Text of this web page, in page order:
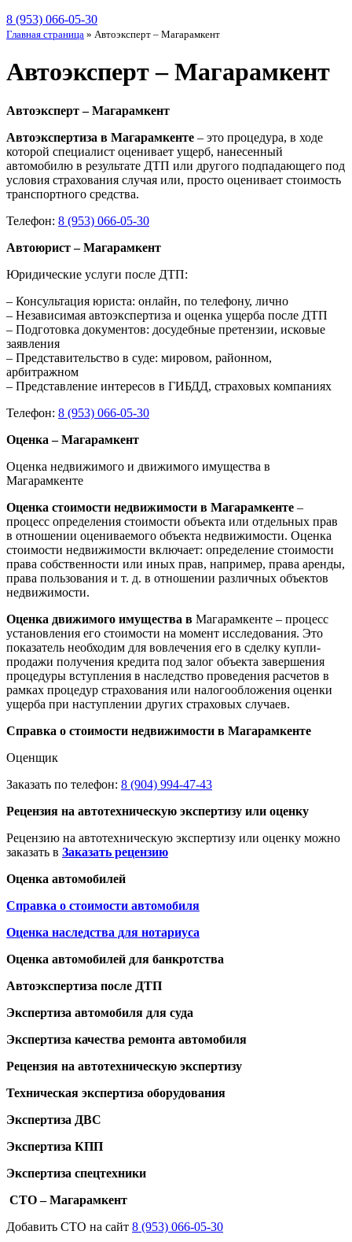
8 (953) 066-05-30
Главная страница » Автоэксперт – Магарамкент
Автоэксперт – Магарамкент
Автоэксперт – Магарамкент
Автоэкспертиза в Магарамкенте – это процедура, в ходе
которой специалист оценивает ущерб, нанесенный
автомобилю в результате ДТП или другого подпадающего под
условия страхования случая или, просто оценивает стоимость
транспортного средства.
Телефон: 8 (953) 066-05-30
Автоюрист – Магарамкент
Юридические услуги после ДТП:
– Консультация юриста: онлайн, по телефону, лично
– Независимая автоэкспертиза и оценка ущерба после ДТП
– Подготовка документов: досудебные претензии, исковые
заявления
– Представительство в суде: мировом, районном,
арбитражном
– Представление интересов в ГИБДД, страховых компаниях
Телефон: 8 (953) 066-05-30
Оценка – Магарамкент
Оценка недвижимого и движимого имущества в
Магарамкенте
Оценка стоимости недвижимости в Магарамкенте –
процесс определения стоимости объекта или отдельных прав
в отношении оцениваемого объекта недвижимости. Оценка
стоимости недвижимости включает: определение стоимости
права собственности или иных прав, например, права аренды,
права пользования и т. д. в отношении различных объектов
недвижимости.
Оценка движимого имущества в Магарамкенте – процесс
установления его стоимости на момент исследования. Это
показатель необходим для вовлечения его в сделку купли-
продажи получения кредита под залог объекта завершения
процедуры вступления в наследство проведения расчетов в
рамках процедур страхования или налогообложения оценки
ущерба при наступлении других страховых случаев.
Справка о стоимости недвижимости в Магарамкенте
Оценщик
Заказать по телефон: 8 (904) 994-47-43
Рецензия на автотехническую экспертизу или оценку
Рецензию на автотехническую экспертизу или оценку можно
заказать в Заказать рецензию
Оценка автомобилей
Справка о стоимости автомобиля
Оценка наследства для нотариуса
Оценка автомобилей для банкротства
Автоэкспертиза после ДТП
Экспертиза автомобиля для суда
Экспертиза качества ремонта автомобиля
Рецензия на автотехническую экспертизу
Техническая экспертиза оборудования
Экспертиза ДВС
Экспертиза КПП
Экспертиза спецтехники
СТО – Магарамкент
Добавить СТО на сайт 8 (953) 066-05-30